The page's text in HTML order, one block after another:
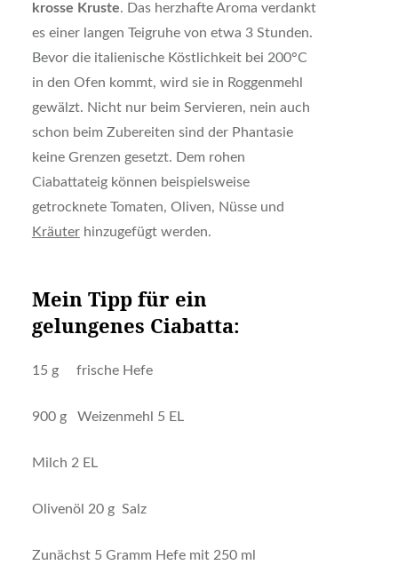
krosse Kruste. Das herzhafte Aroma verdankt
es einer langen Teigruhe von etwa 3 Stunden.
Bevor die italienische Köstlichkeit bei 200°C
in den Ofen kommt, wird sie in Roggenmehl
gewälzt. Nicht nur beim Servieren, nein auch
schon beim Zubereiten sind der Phantasie
keine Grenzen gesetzt. Dem rohen
Ciabattateig können beispielsweise
getrocknete Tomaten, Oliven, Nüsse und
Kräuterhinzugefügt werden.
Mein Tipp für ein
gelungenes Ciabatta:
15 g frische Hefe
900 g Weizenmehl 5 EL
Milch 2 EL
Olivenöl 20 g Salz
Zunächst 5 Gramm Hefe mit 250 ml